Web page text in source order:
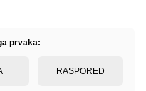
prvaka:
RASPORED